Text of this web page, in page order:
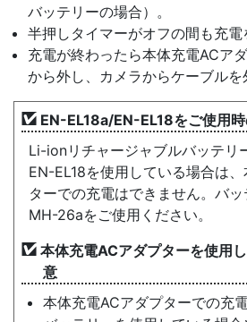
バッテリーの場合）。
半押しタイマーがオフの間も充電
充電が終わったら本体充電ACア
から外し、カメラからケーブルを
EN-EL18a/EN-EL18をご使用
Li-ionリチャージャブルバッテリ
EN-EL18を使用している場合は
ターでの充電はできません。バ
MH-26aをご使用ください。
本体充電ACアダプターを使用
意
本体充電ACアダプターでの充